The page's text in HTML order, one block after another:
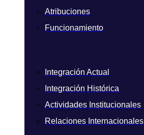
Atribuciones
Funcionamiento
Integración Actual
Integración Histórica
Actividades Institucionales
Relaciones Internacionales